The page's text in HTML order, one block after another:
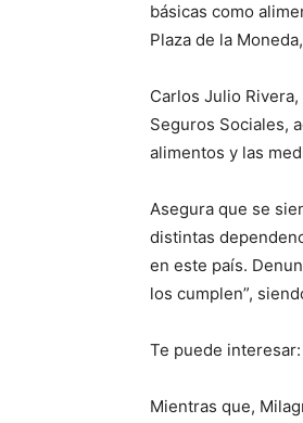
básicas como
Plaza de la
Carlos Julio
Seguros Sociales,
alimentos y las
Asegura que se
distintas
en este país.
los cumplen”,
Te puede interesar:
Mientras que,